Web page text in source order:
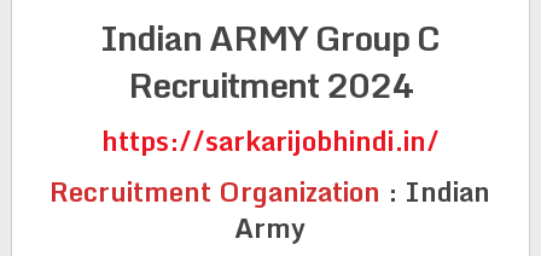
Indian ARMY Group C
Recruitment 2024
https://sarkarijobhindi.in/
Recruitment Organization : Indian
Army